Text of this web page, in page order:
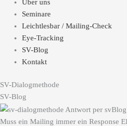
Über uns
Seminare
Leichtlesbar / Mailing-Check
Eye-Tracking
SV-Blog
Kontakt
SV-Dialogmethode
SV-Blog
Muss ein Mailing immer ein Response